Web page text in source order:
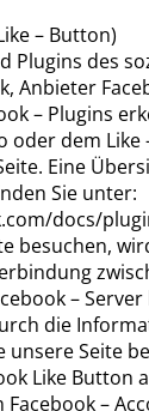
– Button)
Plugins des
Anbieter
– Plugins
oder dem Like
Eine
Sie unter:
docs/
besuchen,
–
die
unsere Seite
Like Button
–